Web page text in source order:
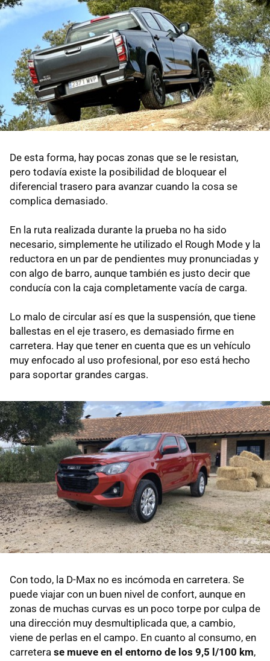
De esta forma, hay pocas zonas que se le resistan,
pero todavía existe la posibilidad de bloquear el
diferencial trasero para avanzar cuando la cosa se
complica demasiado.
En la ruta realizada durante la prueba no ha sido
necesario, simplemente he utilizado el Rough Mode y la
reductora en un par de pendientes muy pronunciadas y
con algo de barro, aunque también es justo decir que
conducía con la caja completamente vacía de carga.
Lo malo de circular así es que la suspensión, que tiene
ballestas en el eje trasero, es demasiado firme en
carretera. Hay que tener en cuenta que es un vehículo
muy enfocado al uso profesional, por eso está hecho
para soportar grandes cargas.
Con todo, la D-Max no es incómoda en carretera. Se
puede viajar con un buen nivel de confort, aunque en
zonas de muchas curvas es un poco torpe por culpa de
una dirección muy desmultiplicada que, a cambio,
viene de perlas en el campo. En cuanto al consumo, en
carretera se mueve en el entorno de los 9,5 l/100 km,